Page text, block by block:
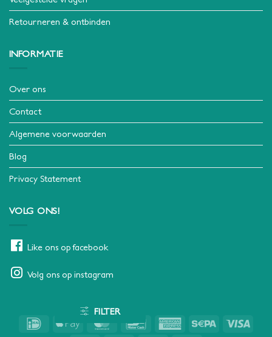
FILTER
Retourneren & ontbinden
INFORMATIE
Over ons
Contact
Algemene voorwaarden
Blog
Privacy Statement
VOLG ONS!
Like ons op facebook
Volg ons op instagram
IDeal
Apple
MasterCardBancontact American Sepa